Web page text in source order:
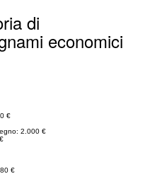
di
economici
€
2.000 €
€